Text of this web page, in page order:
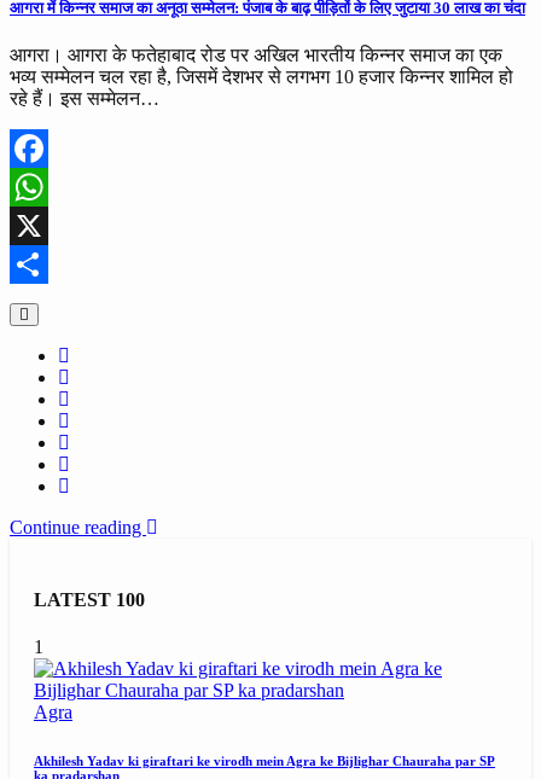
आगरा में किन्नर समाज का अनूठा सम्मेलन: पंजाब के बाढ़ पीड़ितों के लिए जुटाया 30 लाख का चंदा
आगरा। आगरा के फतेहाबाद रोड पर अखिल भारतीय किन्नर समाज का एक
भव्य सम्मेलन चल रहा है, जिसमें देशभर से लगभग 10 हजार किन्नर शामिल हो
रहे हैं। इस सम्मेलन…
Facebook
WhatsApp
X
Share
Continue reading
LATEST 100
1
Agra
Akhilesh Yadav ki giraftari ke virodh mein Agra ke Bijlighar Chauraha par SP
ka pradarshan